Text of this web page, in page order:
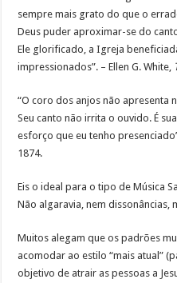
sempre mais grato do que o
Deus puder aproximar-se do
Ele glorificado, a Igreja
impressionados”. – Ellen G. White,
“O coro dos anjos não apresenta
Seu canto não irrita o ouvido. É
esforço que eu tenho
1874.
Eis o ideal para o tipo de Música
Não algaravia, nem dissonâncias,
Muitos alegam que os padrões
acomodar ao estilo “mais atual”
objetivo de atrair as pessoas a